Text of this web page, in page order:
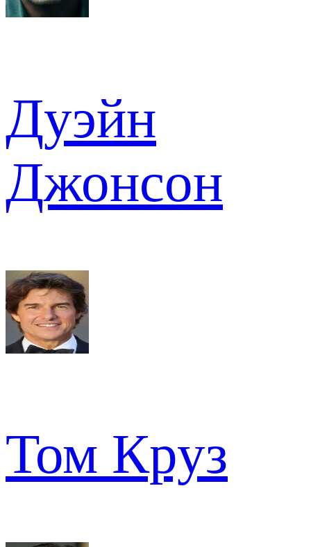
Дуэйн
Джонсон
Том Круз